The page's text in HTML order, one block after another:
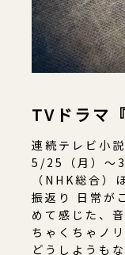
TVドラマ
連続テレビ小
5/25（月）～
（NHK総合）
振返り 日常が
めて感じた、
ちゃくちゃノ
どうしようもな